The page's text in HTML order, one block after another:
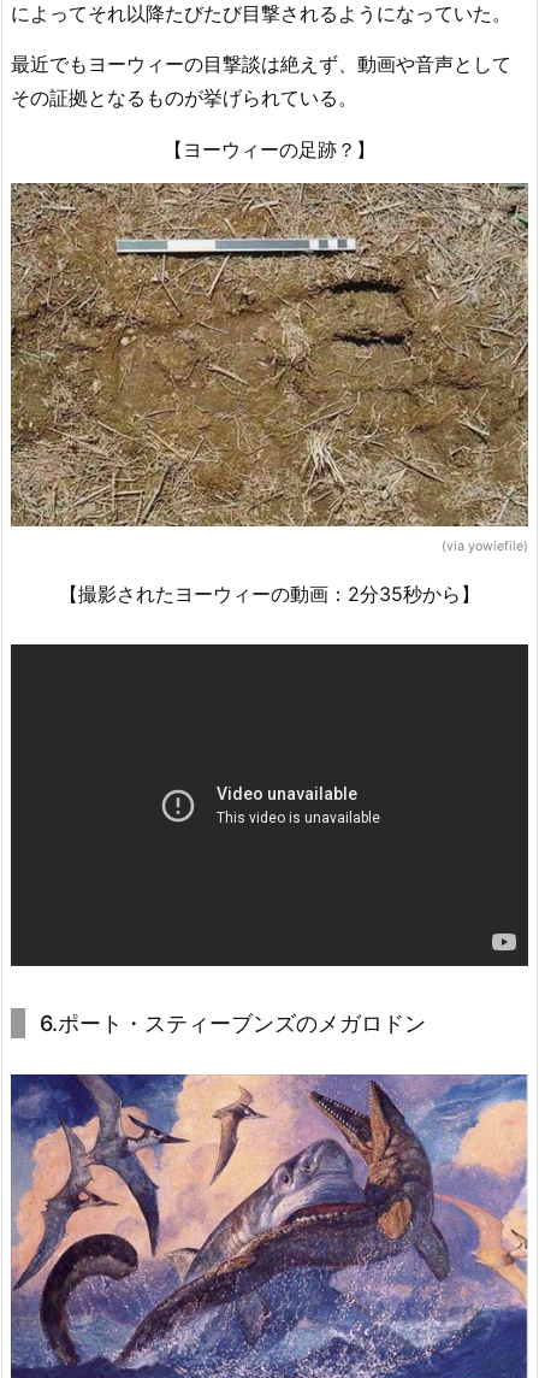
によってそれ以降たびたび目撃されるようになっていた。
最近でもヨーウィーの目撃談は絶えず、動画や音声として
その証拠となるものが挙げられている。
【ヨーウィーの足跡？】
(via yowiefile)
【撮影されたヨーウィーの動画：2分35秒から】
6.ポート・スティーブンズのメガロドン